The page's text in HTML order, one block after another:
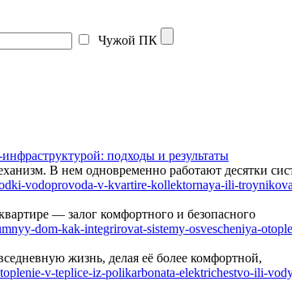
Чужой ПК
подходы и результаты
В нем одновременно работают десятки
— залог комфортного и безопасного
жизнь, делая её более комфортной,